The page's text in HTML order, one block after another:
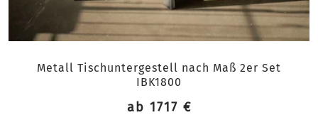
Metall Tischuntergestell nach Maß 2er Set
IBK1800
ab 1717 €